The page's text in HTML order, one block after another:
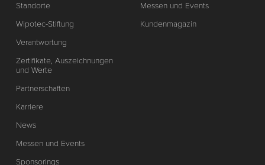
Standorte
Wipotec-Stiftung
Verantwortung
Zertifikate, Auszeichnungen
und Werte
Partnerschaften
Karriere
News
Messen und Events
Sponsorings
Messen und Events
Kundenmagazin